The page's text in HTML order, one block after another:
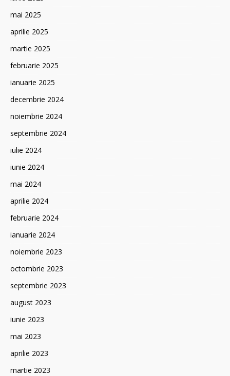
mai 2025
aprilie 2025
martie 2025
februarie 2025
ianuarie 2025
decembrie 2024
noiembrie 2024
septembrie 2024
iulie 2024
iunie 2024
mai 2024
aprilie 2024
februarie 2024
ianuarie 2024
noiembrie 2023
octombrie 2023
septembrie 2023
august 2023
iunie 2023
mai 2023
aprilie 2023
martie 2023